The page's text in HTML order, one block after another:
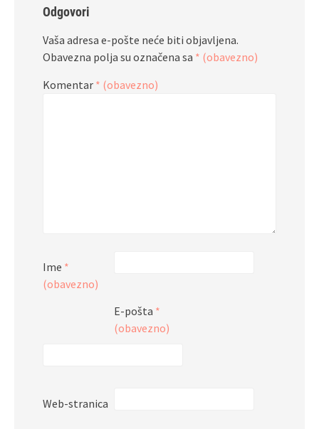
Odgovori
Vaša adresa e-pošte neće biti objavljena.
Obavezna polja su označena sa * (obavezno)
Komentar * (obavezno)
Ime *
(obavezno)
E-pošta *
(obavezno)
Web-stranica